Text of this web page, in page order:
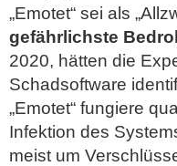
„Emotet“ sei als
gefährlichste
2020, hätten die
Schadsoftware
„Emotet“ fungiere
Infektion des
meist um